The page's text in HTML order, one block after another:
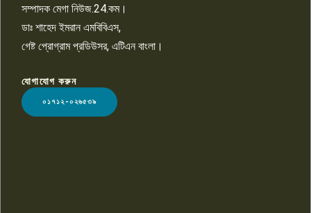
LOGO
সম্পাদক মেগা নিউজ.24.কম।
ডাঃ শাহেদ ইমরান এমবিবিএস,
গেষ্ট প্রোগ্রাম প্রডিউসর, এটিএন বাংলা।
যোগাযোগ করুন
০১৭১২-০২৬৫৩৯